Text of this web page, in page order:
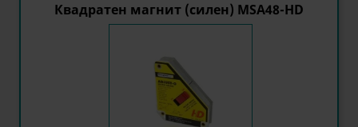
Квадратен магнит (силен) MSA48-HD